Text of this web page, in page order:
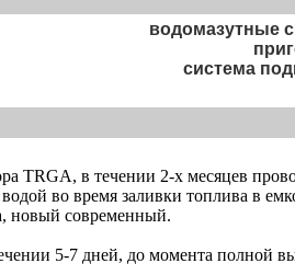
водомазутные
система
TRGA, в течении 2-х месяцев
во время заливки топлива в
новый современный.
5-7 дней, до момента полной